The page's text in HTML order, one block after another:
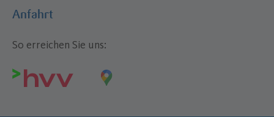
Anfahrt
So erreichen Sie uns: